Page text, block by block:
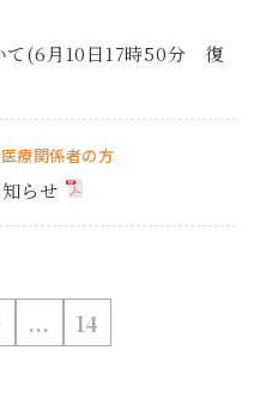
て(6月10日17時50分 復
医療関係者の方
らせ
... 14